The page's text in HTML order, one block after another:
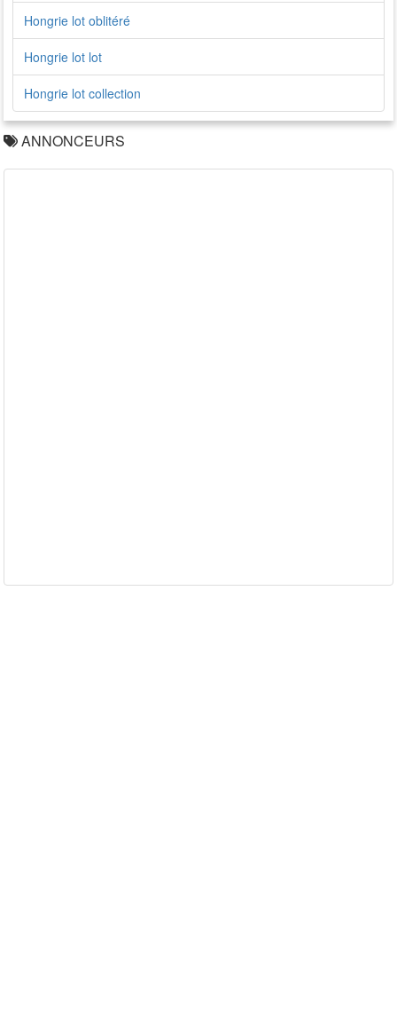
Hongrie lot oblitéré
Hongrie lot lot
Hongrie lot collection
ANNONCEURS